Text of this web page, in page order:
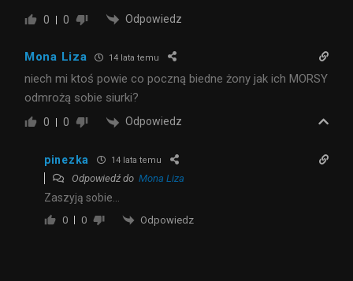
0 0 Odpowiedz
Mona Liza 14 lata temu
niech mi ktoś powie co poczną biedne żony jak ich MORSY
odmrożą sobie siurki?
0 0 Odpowiedz
pinezka 14 lata temu
Odpowiedź do Mona Liza
Zaszyją sobie…
0 0 Odpowiedz